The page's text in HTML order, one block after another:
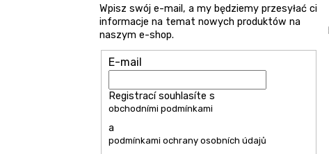
Wpisz swój e-mail, a my będziemy przesyłać ci
informacje na temat nowych produktów na
naszym e-shop.
E-mail
Registrací souhlasíte s
obchodními podmínkami
a
podmínkami ochrany osobních údajů